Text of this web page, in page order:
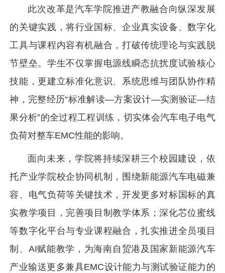
此次改革是汽车学院推进产教融合向纵深发展
的关键实践，将行业国标、企业真实设备、数字化
工具与课程内容有机融合，打破传统理论与实践脱
节壁垒。学生不仅掌握电源线瞬态抗扰度试验核心
技能，更建立标准化意识、系统思维与团队协作精
神，完整经历“标准解读—方案设计—实测验证—结
果分析”的全过程工程训练，切实体会汽车电子电气
负荷对整车EMC性能的影响。
面向未来，学院将持续深耕三个校园建设，依
托产业学院校企协同机制，围绕新能源汽车电磁兼
容、电气负荷等关键技术，开发更多对标国标的真
实教学项目，完善项目制教学体系；深化芯位蜜线
等数字化平台与专业课程融合，扎实推进全员项目
制、AI赋能教学，为海南自贸港及国家新能源汽车
产业输送更多兼具EMC设计能力与测试验证能力的